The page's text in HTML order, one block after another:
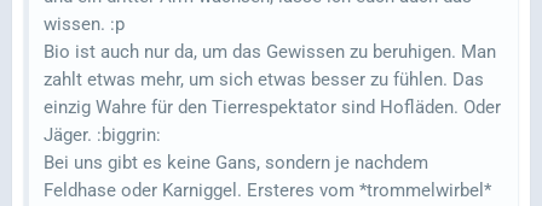
wissen. :p
Bio ist auch nur da, um das Gewissen zu beruhigen. Man
zahlt etwas mehr, um sich etwas besser zu fühlen. Das
einzig Wahre für den Tierrespektator sind Hofläden. Oder
Jäger. :biggrin:
Bei uns gibt es keine Gans, sondern je nachdem
Feldhase oder Karniggel. Ersteres vom *trommelwirbel*